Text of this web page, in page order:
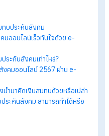
งคม เป็นสิ่งที่นายจ้างไม่
อไม่ส่งเงินสมทบประกัน
กฎหมายแน่นอน!